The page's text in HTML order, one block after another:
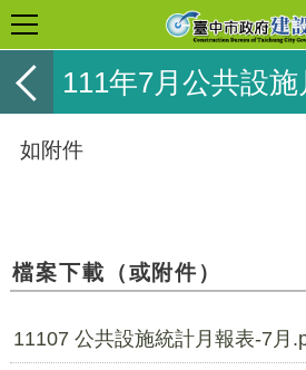
111年7月公共設
如附件
檔案下載（或附件）
11107 公共設施統計月報表-7月